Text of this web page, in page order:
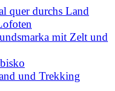
quer durchs Land
mit Zelt und
und Trekking